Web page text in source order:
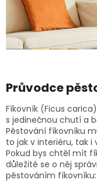
Průvodce
Fíkovník (Ficus
s jedinečnou chutí a
Pěstování fíkovníku
to jak v interiéru, tak i
Pokud bys chtěl mít
důležité se o něj
pěstováním fíkovníku: